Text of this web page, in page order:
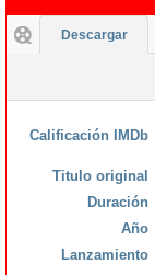
Descargar
Calificación IMDb
Titulo original
Duración
Año
Lanzamiento